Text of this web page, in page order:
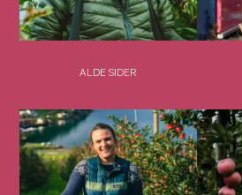
ALDE SIDER